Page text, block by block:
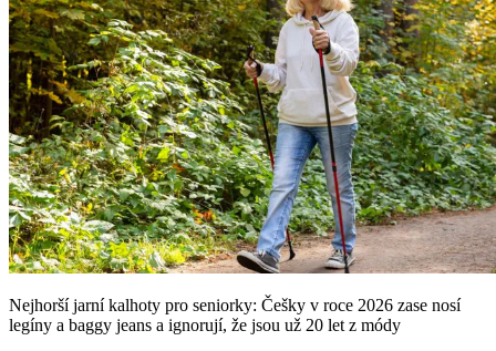
Nejhorší jarní kalhoty pro seniorky: Češky v roce 2026 zase nosí
legíny a baggy jeans a ignorují, že jsou už 20 let z módy